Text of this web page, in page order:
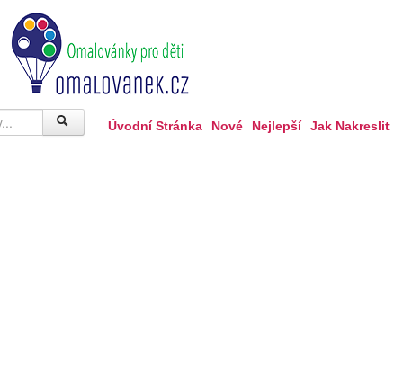
Úvodní Stránka Nové Nejlepší Jak Nakreslit